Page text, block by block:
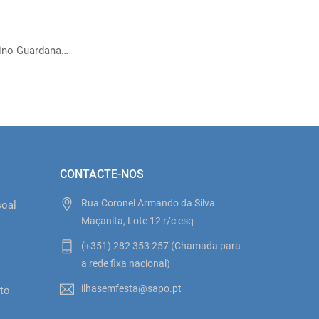
1º Ano Menino Guardanapos
CONTACTE-NOS
Rua Coronel Armando da Silva
Maçanita, Lote 12 r/c esq
(+351) 282 353 257 (Chamada para
a rede fixa nacional)
ilhasemfesta@sapo.pt